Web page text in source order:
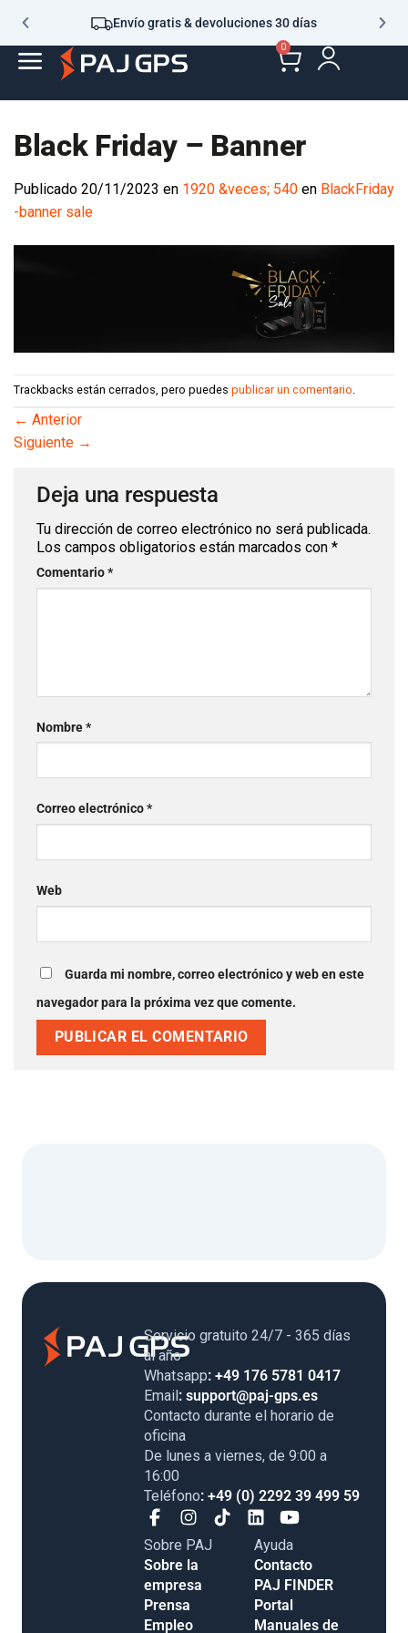
Envío gratis & devoluciones 30 días
0
Black Friday – Banner
Publicado 20/11/2023 en 1920 &veces; 540 en BlackFriday
-banner sale
Trackbacks están cerrados, pero puedes publicar un comentario.
← Anterior
Siguiente →
Deja una respuesta
Tu dirección de correo electrónico no será publicada.
Los campos obligatorios están marcados con *
Comentario*
Nombre*
Correo electrónico*
Web
Guarda mi nombre, correo electrónico y web en este
navegador para la próxima vez que comente.
Servicio gratuito 24/7 - 365 días
al año
Whatsapp: +49 176 5781 0417
Email: support@paj-gps.es
Contacto durante el horario de
oficina
De lunes a viernes, de 9:00 a
16:00
Teléfono: +49 (0) 2292 39 499 59
Sobre PAJ
Sobre la
empresa
Prensa
Empleo
Ayuda
Contacto
PAJ FINDER
Portal
Manuales de